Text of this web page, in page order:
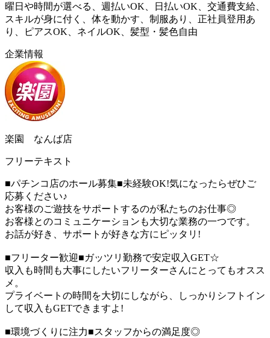
曜日や時間が選べる、週払いOK、日払いOK、交通費支給、
スキルが身に付く、体を動かす、制服あり、正社員登用あ
り、ピアスOK、ネイルOK、髪型・髪色自由
企業情報
楽園 なんば店
フリーテキスト
■パチンコ店のホール募集■未経験OK!気になったらぜひご
応募ください♪
お客様のご遊技をサポートするのが私たちのお仕事◎
お客様とのコミュニケーションも大切な業務の一つです。
お話が好き、サポートが好きな方にピッタリ!
■フリーター歓迎■ガッツリ勤務で安定収入GET☆
収入も時間も大事にしたいフリーターさんにとってもオスス
メ。
プライベートの時間を大切にしながら、しっかりシフトイン
して収入もGETできますよ!
■環境づくりに注力■スタッフからの満足度◎